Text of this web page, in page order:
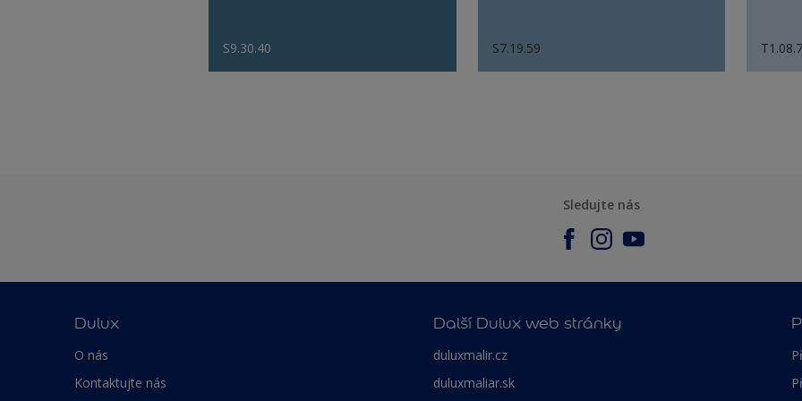
S9.30.40 S7.19.59
Sledujte nás
Dulux
O nás
Kontaktujte nás
Další Dulux web stránky
duluxmalir.cz
duluxmaliar.sk